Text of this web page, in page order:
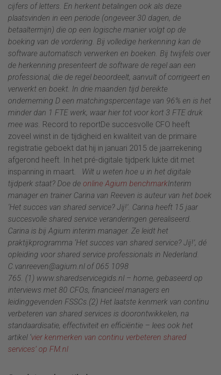
cijfers of letters. En herkent betalingen ook als deze
plaatsvinden in een periode (ongeveer 30 dagen, de
betaaltermijn) die op een logische manier volgt op de
boeking van de vordering. Bij volledige herkenning kan de
software automatisch verwerken en boeken. Bij twijfels over
de herkenning presenteert de software de regel aan een
professional, die de regel beoordeelt, aanvult of corrigeert en
verwerkt en boekt. In drie maanden tijd bereikte
onderneming D een matchingspercentage van 96% en is het
minder dan 1 FTE werk, waar hier tot voor kort 3 FTE druk
mee was. Record to reportDe succesvolle CFO heeft
zoveel winst in de tijdigheid en kwaliteit van de primaire
registratie geboekt dat hij in januari 2015 de jaarrekening
afgerond heeft. In het pré-digitale tijdperk lukte dit met
inspanning in maart. Wilt u weten hoe u in het digitale
tijdperk staat? Doe de online Agium benchmarkInterim
manager en trainer Carina van Reeven is auteur van het boek
‘Het succes van shared service? Jij!’. Carina heeft 15 jaar
succesvolle shared service veranderingen gerealiseerd.
Carina is bij Agium interim manager. Ze leidt het
praktijkprogramma ‘Het succes van shared service? Jij!’, dé
opleiding voor shared service professionals in Nederland.
C.vanreeven@agium.nl of 065 1098
765. (1) www.sharedservicegids.nl – home, gebaseerd op
interviews met 80 CFOs, financieel managers en
leidinggevenden FSSCs.(2) Het laatste kenmerk van continu
verbeteren van shared services is doorontwikkelen, na
standaardisatie, effectiviteit en efficiëntie – lees ook het
artikel ‘vier kenmerken van continu verbeteren shared
services’ op FM.nl